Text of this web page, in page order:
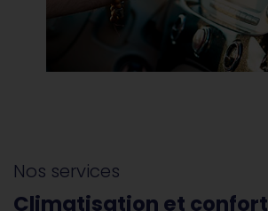
Nos services
Climatisation et confort